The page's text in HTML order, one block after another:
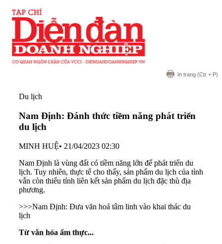
In trang (Ctr + P)
Du lịch
Nam Định: Đánh thức tiềm năng phát triển
du lịch
MINH HUỆ• 21/04/2023 02:30
Nam Định là vùng đất có tiềm năng lớn để phát triển du
lịch. Tuy nhiên, thực tế cho thấy, sản phẩm du lịch của tỉnh
vẫn còn thiếu tính liên kết sản phẩm du lịch đặc thù địa
phương.
>>>Nam Định: Đưa văn hoá tâm linh vào khai thác du
lịch
Từ văn hóa ẩm thực...